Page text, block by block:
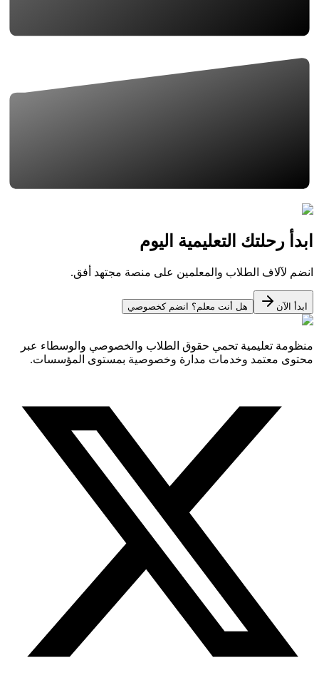
ابدأ رحلتك التعليمية اليوم
انضم لآلاف الطلاب والمعلمين على منصة مجتهد أفق.
ابدأ الآن هل أنت معلم؟ انضم كخصوصي
منظومة تعليمية تحمي حقوق الطلاب والخصوصي والوسطاء عبر
محتوى معتمد وخدمات مدارة وخصوصية بمستوى المؤسسات.